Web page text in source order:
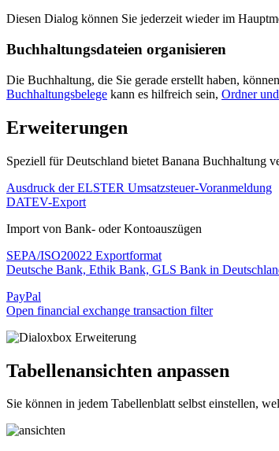
Diesen Dialog können Sie jederzeit wieder im
Buchhaltungsdateien organisieren
Die Buchhaltung, die Sie gerade erstellt haben,
Buchhaltungsbelege kann es hilfreich sein, Ordner
Erweiterungen
Speziell für Deutschland bietet Banana Buchhaltung
Ausdruck der ELSTER Umsatzsteuer-Voranmeldung
DATEV-Export
Import von Bank- oder Kontoauszügen
SEPA/ISO20022 Exportformat
Deutsche Bank, Ethik Bank, GLS Bank in
PayPal
Open financial exchange transaction filter
Tabellenansichten anpassen
Sie können in jedem Tabellenblatt selbst einstellen,